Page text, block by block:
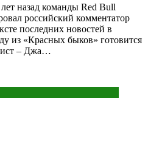
назад команды Red Bull
российский комментатор
последних новостей в
из «Красных быков» готовится
– Джа…